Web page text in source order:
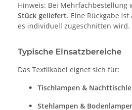
Hinweis: Bei Mehrfachbestellung
Stück geliefert. Eine Rückgabe
es individuell zugeschnitten wird.
Typische Einsatzbereiche
Das Textilkabel eignet sich für:
Tischlampen &
Stehlampen &